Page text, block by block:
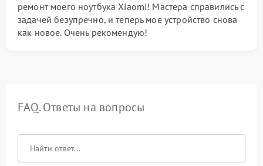
ремонт моего ноутбука Xiaomi! Мастера справились с
задачей безупречно, и теперь мое устройство снова
как новое. Очень рекомендую!
FAQ. Ответы на вопросы